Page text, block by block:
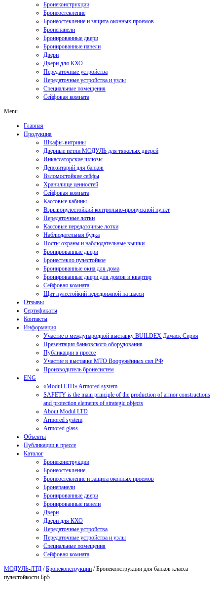
Бронеконструкции
Бронеостекление
Бронеостекление и защита оконных проемов
Бронепанели
Бронированные двери
Бронированные панели
Двери
Двери для КХО
Передаточные устройства
Передаточные устройства и узлы
Специальные помещения
Сейфовая комната
Menu
Главная
Продукция
Шкафы-витрины
Дверные петли МОДУЛЬ для тяжелых дверей
Инкассаторские шлюзы
Депозитарий для банков
Взломостойкие сейфы
Хранилище ценностей
Сейфовая комната
Кассовые кабины
Взрывопулестойкий контрольно-пропускной пункт
Передаточные лотки
Кассовые передаточные лотки
Наблюдательная будка
Посты охраны и наблюдательные вышки
Бронированные двери
Бронестекло пулестойкое
Бронированные окна для дома
Бронированные двери для домов и квартир
Сейфовая комната
Щит пулестойкий передвижной на шасси
Отзывы
Сертификаты
Контакты
Информация
Участие в международной выставку BUILDEX Дамаск Сирия
Презентация банковского оборудования
Публикации в прессе
Участие в выставке МТО Вооружённых сил РФ
Производитель бронесистем
ENG
«Modul LTD» Armored system
SAFETY is the main principle of the production of armor constructions
and protection elements of strategic objects
About Modul LTD
Armored system
Armored glass
Объекты
Публикации в прессе
Каталог
Бронеконструкции
Бронеостекление
Бронеостекление и защита оконных проемов
Бронепанели
Бронированные двери
Бронированные панели
Двери
Двери для КХО
Передаточные устройства
Передаточные устройства и узлы
Специальные помещения
Сейфовая комната
МОДУЛЬ-ЛТД /Бронеконструкции /Бронеконструкции для банков класса
пулестойкости Бр5